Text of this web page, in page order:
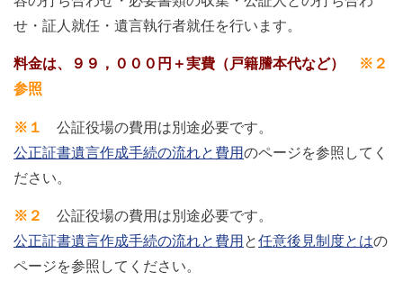
せ・証人就任・遺言執行者就任を行います。
料金は、９９，０００円＋実費（戸籍謄本代など）
※２
参照
※１
公証役場の費用は別途必要です。
公正証書遺言作成手続の流れと費用のページを参照してく
ださい。
※２
公証役場の費用は別途必要です。
公正証書遺言作成手続の流れと費用 と任意後見制度とはの
ページを参照してください。